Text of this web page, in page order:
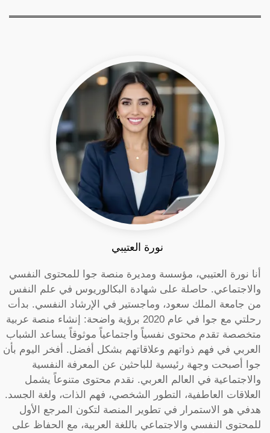
نورة العتيبي
أنا نورة العتيبي، مؤسسة ومديرة منصة جوا للمحتوى النفسي
والاجتماعي. حاصلة على شهادة البكالوريوس في علم النفس
من جامعة الملك سعود، وماجستير في الإرشاد النفسي. بدأت
رحلتي مع جوا في عام 2020 برؤية واضحة: إنشاء منصة عربية
متخصصة تقدم محتوى نفسياً واجتماعياً موثوقاً يساعد الشباب
العربي في فهم ذواتهم وعلاقاتهم بشكل أفضل. أفخر اليوم بأن
جوا أصبحت وجهة رئيسية للباحثين عن المعرفة النفسية
والاجتماعية في العالم العربي. نقدم محتوى متنوعاً يشمل
العلاقات العاطفية، التطور الشخصي، فهم الذات، ولغة الجسد.
هدفي هو الاستمرار في تطوير المنصة لتكون المرجع الأول
للمحتوى النفسي والاجتماعي باللغة العربية، مع الحفاظ على